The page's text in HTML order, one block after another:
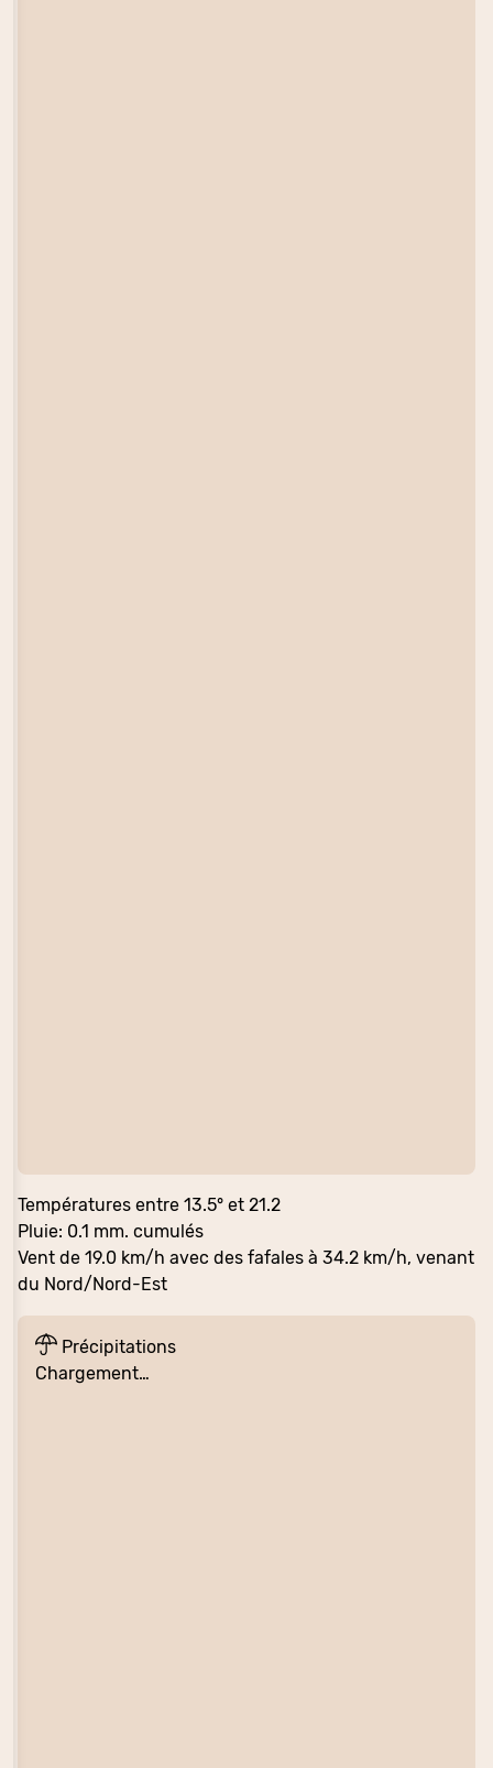
Températures entre 13.5° et 21.2
Pluie: 0.1 mm. cumulés
Vent de 19.0 km/h avec des fafales à 34.2 km/h, venant
du Nord/Nord-Est
Précipitations
Chargement…